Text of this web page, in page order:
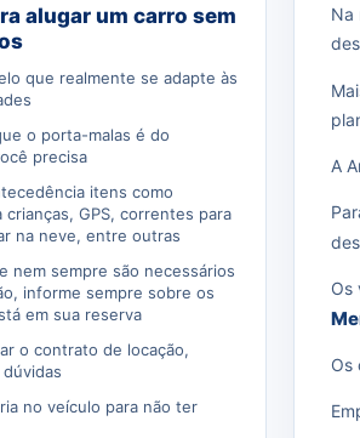
Na
A
Os
Os
alugar um carro sem
que realmente se adapte às
o porta-malas é do
precisa
itens como
crianças, GPS, correntes para
na neve, entre outras
nem sempre são necessários
informe sempre sobre os
em sua reserva
o contrato de locação,
no veículo para não ter